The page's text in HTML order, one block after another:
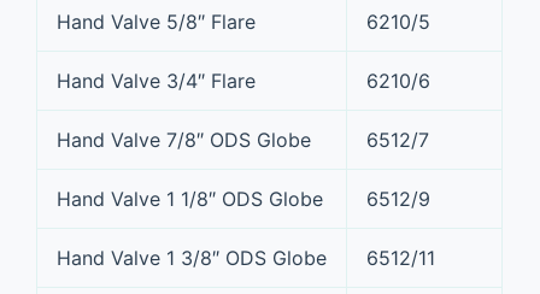
Hand Valve 5/8″ Flare 6210/5
Hand Valve 3/4″ Flare 6210/6
Hand Valve 7/8″ ODS Globe 6512/7
Hand Valve 1 1/8″ ODS Globe 6512/9
Hand Valve 1 3/8″ ODS Globe 6512/11